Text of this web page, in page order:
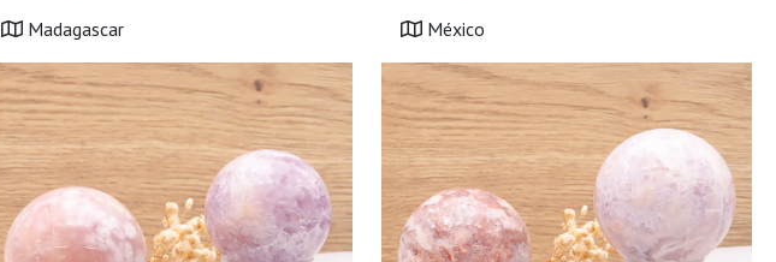
Madagascar México